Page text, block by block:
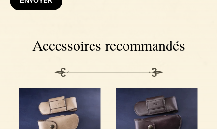
Accessoires recommandés